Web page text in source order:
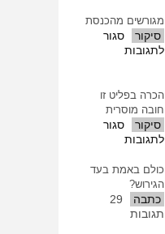
מגורשים מהכנסת
סיקור
סגור
לתגובותעל
הכרה בפליט זו
חובה מוסרית
סיקור
סגור
לתגובותעל
בפליט
חובה
כולם באמת בעד
הגירוש?
כתבה
29
תגובות